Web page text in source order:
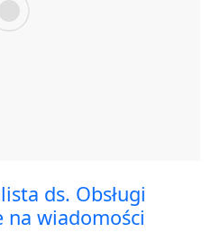
ds. Obsługi
na wiadomości